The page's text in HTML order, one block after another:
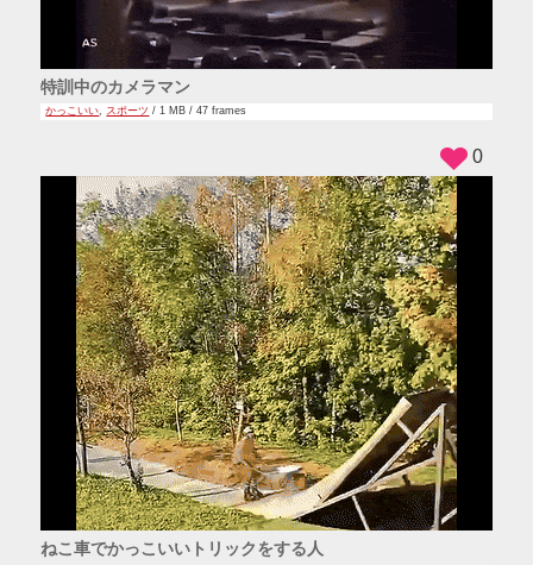
特訓中のカメラマン
かっこいい, スポーツ / 1 MB / 47 frames
ねこ車でかっこいいトリックをする人
0